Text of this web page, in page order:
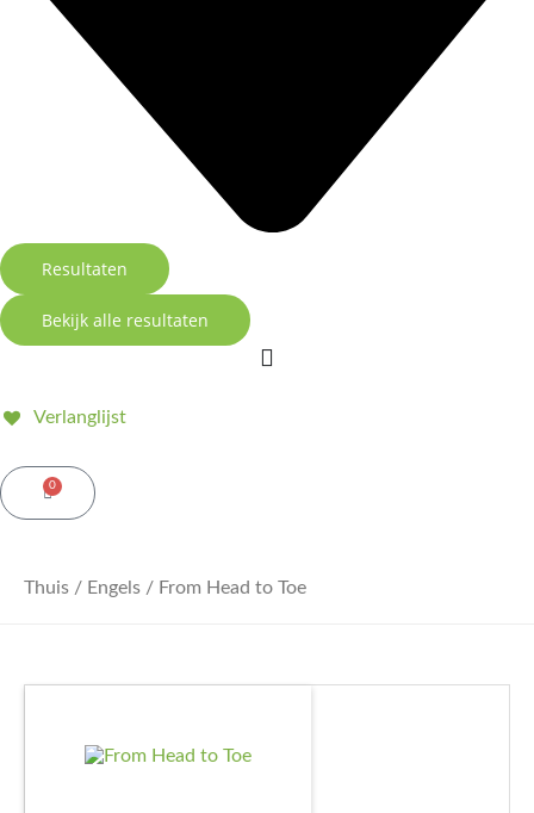
Resultaten
Bekijk alle resultaten
Verlanglijst
0
Winkelwagen
Thuis / Engels / From Head to Toe